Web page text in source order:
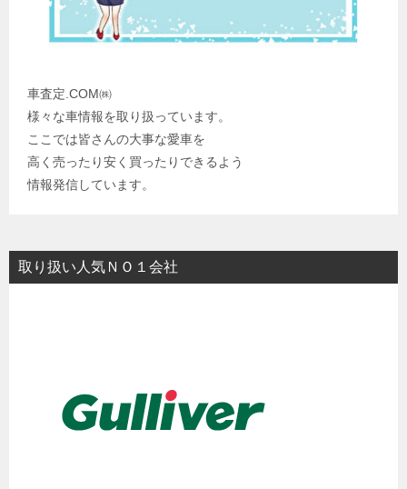
車査定.COM㈱
様々な車情報を取り扱っています。
ここでは皆さんの大事な愛車を
高く売ったり安く買ったりできるよう
情報発信しています。
取り扱い人気ＮＯ１会社